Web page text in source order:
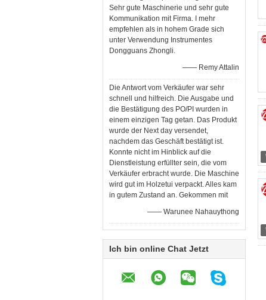
Sehr gute Maschinerie und sehr gute
Kommunikation mit Firma. I mehr
empfehlen als in hohem Grade sich
unter Verwendung Instrumentes
Dongguans Zhongli.
—— Remy Attalin
Die Antwort vom Verkäufer war sehr
schnell und hilfreich. Die Ausgabe und
die Bestätigung des PO/PI wurden in
einem einzigen Tag getan. Das Produkt
wurde der Next day versendet,
nachdem das Geschäft bestätigt ist.
Konnte nicht im Hinblick auf die
Dienstleistung erfüllter sein, die vom
Verkäufer erbracht wurde. Die Maschine
wird gut im Holzetui verpackt. Alles kam
in gutem Zustand an. Gekommen mit
—— Warunee Nahauythong
Ich bin online Chat Jetzt